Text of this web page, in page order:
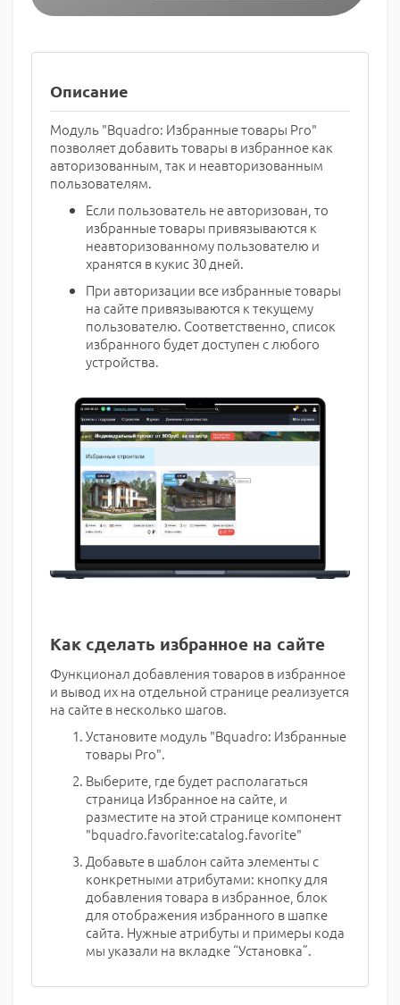
Описание
Модуль "Bquadro: Избранные товары Pro"
позволяет добавить товары в избранное как
авторизованным, так и неавторизованным
пользователям.
Если пользователь не авторизован, то
избранные товары привязываются к
неавторизованному пользователю и
хранятся в кукис 30 дней.
При авторизации все избранные товары
на сайте привязываются к текущему
пользователю. Соответственно, список
избранного будет доступен с любого
устройства.
Как сделать избранное на сайте
Функционал добавления товаров в избранное
и вывод их на отдельной странице реализуется
на сайте в несколько шагов.
Установите модуль "Bquadro: Избранные
товары Pro".
Выберите, где будет располагаться
страница Избранное на сайте, и
разместите на этой странице компонент
"bquadro.favorite:catalog.favorite"
Добавьте в шаблон сайта элементы с
конкретными атрибутами: кнопку для
добавления товара в избранное, блок
для отображения избранного в шапке
сайта. Нужные атрибуты и примеры кода
мы указали на вкладке “Установка”.